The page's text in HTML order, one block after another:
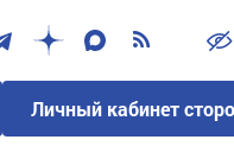
Личный кабинет